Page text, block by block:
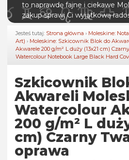
to naprawdę fajne i ciekawe
zakup sprawi Ci wyjątkową
Jesteś tutaj: Strona główna › Moleskine:
Art) › Moleskine: Szkicownik Blok do
Akwarele 200 g/m² L duży (13x21 cm)
Watercolour Notebook Large Black Hard
Szkicownik
Akwareli
Watercolour
200 g/m² L
cm) Czarny
oprawa